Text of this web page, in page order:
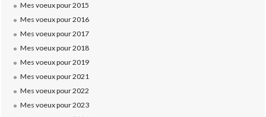
Mes voeux pour 2015
Mes voeux pour 2016
Mes voeux pour 2017
Mes voeux pour 2018
Mes voeux pour 2019
Mes voeux pour 2021
Mes voeux pour 2022
Mes voeux pour 2023